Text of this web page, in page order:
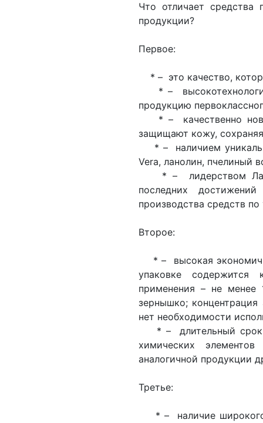
Что отличает средства
продукции?
Первое:
* – это качество,
* –
продукцию
* – качественно
защищают кожу,
* – наличием
Vera, ланолин, пчелиный
* – лидерством
последних
производства средств
Второе:
* – высокая
упаковке содержится
применения – не менее
зернышко;
нет необходимости
* – длительный срок
химических
аналогичной продукции
Третье:
* – наличие широкого